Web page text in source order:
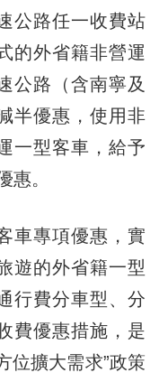
公路任一收費站
的外省籍非營運
公路（含南寧及
半優惠，使用非
一型客車，給予
惠。
專項優惠，實
遊的外省籍一型
行費分車型、分
費優惠措施，是
位擴大需求”政策